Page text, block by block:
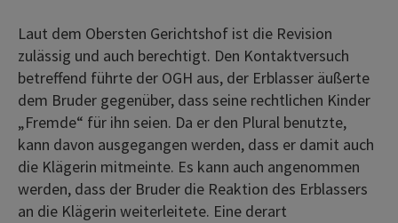
Laut dem Obersten Gerichtshof ist die Revision
zulässig und auch berechtigt. Den Kontaktversuch
betreffend führte der OGH aus, der Erblasser äußerte
dem Bruder gegenüber, dass seine rechtlichen Kinder
„Fremde“ für ihn seien. Da er den Plural benutzte,
kann davon ausgegangen werden, dass er damit auch
die Klägerin mitmeinte. Es kann auch angenommen
werden, dass der Bruder die Reaktion des Erblassers
an die Klägerin weiterleitete. Eine derart